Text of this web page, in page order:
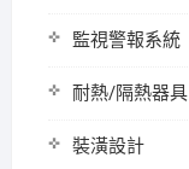
監視警報系統
耐熱/隔熱器具
裝潢設計